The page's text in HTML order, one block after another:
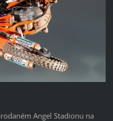
Angel Stadionu na